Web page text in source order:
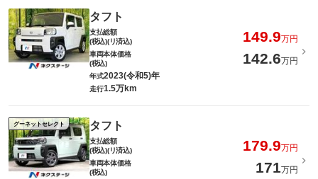
タフト
支払総額
(税込)(リ済込)
149.9万円
車両本体価格
(税込)
142.6万円
年式2023(令和5)年
走行1.5万km
グーネットセレクト タフト
支払総額
(税込)(リ済込)
179.9万円
車両本体価格
(税込)
171万円